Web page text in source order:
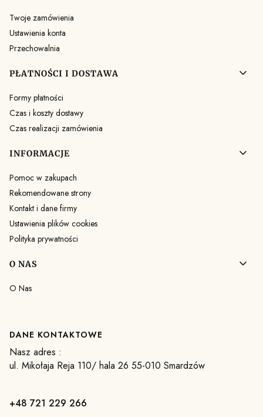
Twoje zamówienia
Ustawienia konta
Przechowalnia
PŁATNOŚCI I DOSTAWA
Formy płatności
Czas i koszty dostawy
Czas realizacji zamówienia
INFORMACJE
Pomoc w zakupach
Rekomendowane strony
Kontakt i dane firmy
Ustawienia plików cookies
Polityka prywatności
O NAS
O Nas
DANE KONTAKTOWE
Nasz adres :
ul. Mikołaja Reja 110/ hala 26 55-010 Smardzów
+48 721 229 266